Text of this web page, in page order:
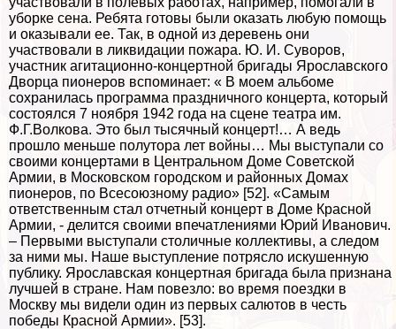
уборке сена. Ребята готовы были оказать любую помощь
и оказывали ее. Так, в одной из деревень они
участвовали в ликвидации пожара. Ю. И. Суворов,
участник агитационно-концертной бригады Ярославского
Дворца пионеров вспоминает: « В моем альбоме
сохранилась программа праздничного концерта, который
состоялся 7 ноября 1942 года на сцене театра им.
Ф.Г.Волкова. Это был тысячный концерт!… А ведь
прошло меньше полутора лет войны… Мы выступали со
своими концертами в Центральном Доме Советской
Армии, в Московском городском и районных Домах
пионеров, по Всесоюзному радио» [52]. «Самым
ответственным стал отчетный концерт в Доме Красной
Армии, - делится своими впечатлениями Юрий Иванович.
– Первыми выступали столичные коллективы, а следом
за ними мы. Наше выступление потрясло искушенную
публику. Ярославская концертная бригада была признана
лучшей в стране. Нам повезло: во время поездки в
Москву мы видели один из первых салютов в честь
победы Красной Армии». [53].